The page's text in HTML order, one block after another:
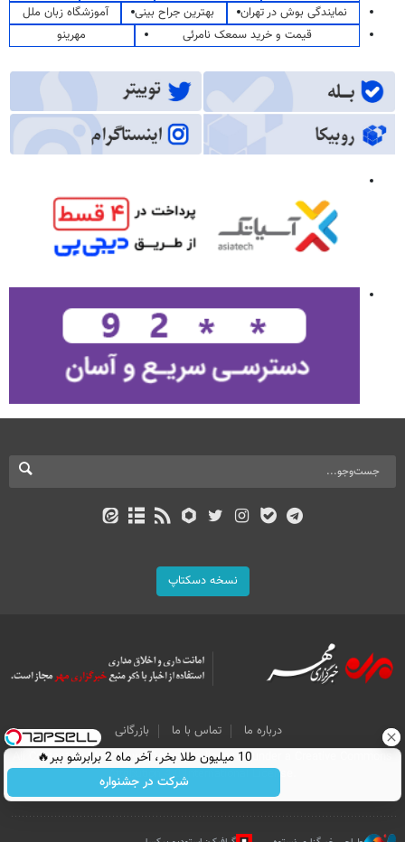
نمایندگی بوش در تهران
بهترین جراح بینی
آموزشگاه زبان ملل
قیمت و خرید سمعک نامرئی
مهرینو
نسخه دسکتاپ
درباره ما تماس با ما
بازرگانی
All Content by Mehr News Agency is licensed under a Creative Commons
Attribution 4.0 International License.
10 میلیون طلا بخر، آخر ماه 2 برابرشو ببر🔥
شرکت در جشنواره